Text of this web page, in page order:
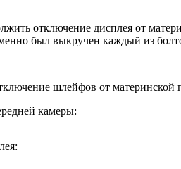
отключение дисплея от
был выкручен каждый из
шлейфов от материнской
камеры: